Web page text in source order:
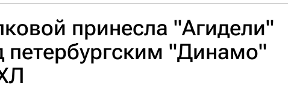
принесла "Агидели"
петербургским "Динамо"